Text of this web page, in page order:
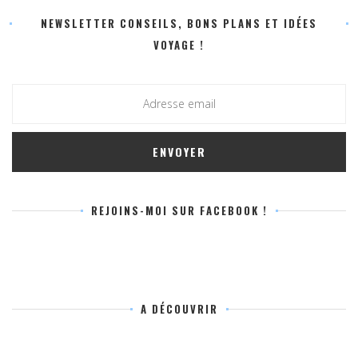
NEWSLETTER CONSEILS, BONS PLANS ET IDÉES
VOYAGE !
REJOINS-MOI SUR FACEBOOK !
A DÉCOUVRIR